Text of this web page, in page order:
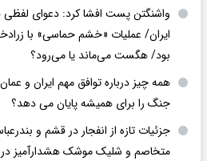
واشنگتن پست افشا کرد: دعوای
ایران/ عملیات «خشم حماسی» با
بود/ هگست می‌ماند یا می‌رود؟
همه چیز درباره توافق مهم ایران و
جنگ را برای همیشه پایان می دهد؟
جزئیات تازه از انفجار در قشم و
متخاصم و شلیک موشک هشدارآمیز در